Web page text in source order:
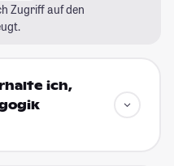
Zugriff auf den
ich,